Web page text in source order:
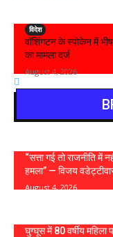
विदेश
वॉशिंगटन के स्पोकेन में
का मामला दर्ज
August 4, 2026
“सत्ता गई तो राजनीति में
हमला” — विजय
August 4, 2026
घुग्घूस में 80 वर्षीय